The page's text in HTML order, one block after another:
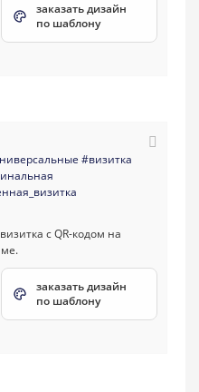
заказать дизайн
по шаблону
#визитка
заказать дизайн
по шаблону